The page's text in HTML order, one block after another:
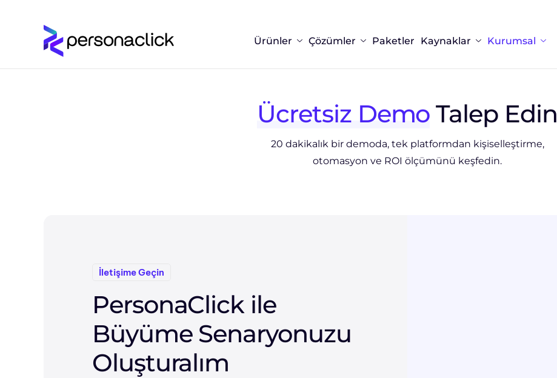
Ürünler Çözümler Paketler Kaynaklar Kurumsal
Ücretsiz Demo Talep Edin
20 dakikalık bir demoda, tek platformdan kişiselleştirme,
otomasyon ve ROI ölçümünü keşfedin.
İletişime Geçin
PersonaClick ile
Büyüme Senaryonuzu
Oluşturalım